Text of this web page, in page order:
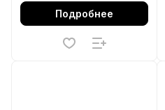
Подробнее